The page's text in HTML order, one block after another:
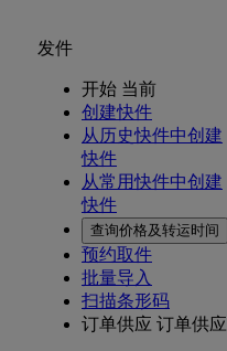
发件
开始 当前
创建快件
从历史快件中创建
快件
从常用快件中创建
快件
查询价格及转运时间
预约取件
批量导入
扫描条形码
订单供应 订单供应